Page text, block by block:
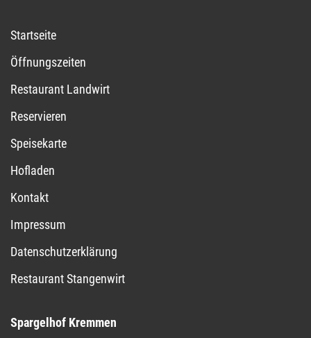
Startseite
Öffnungszeiten
Restaurant Landwirt
Reservieren
Speisekarte
Hofladen
Kontakt
Impressum
Datenschutzerklärung
Restaurant Stangenwirt
Spargelhof Kremmen